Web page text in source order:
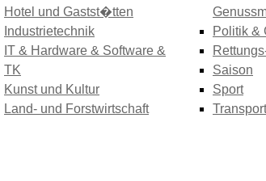
Hotel und Gastst�tten
Industrietechnik
IT & Hardware & Software &
TK
Kunst und Kultur
Land- und Forstwirtschaft
Politik &
Saison
Sport